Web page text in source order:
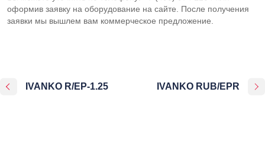
оформив заявку на оборудование на сайте. После получения
заявки мы вышлем вам коммерческое предложение.
IVANKO R/EP-1.25 IVANKO RUB/EPR